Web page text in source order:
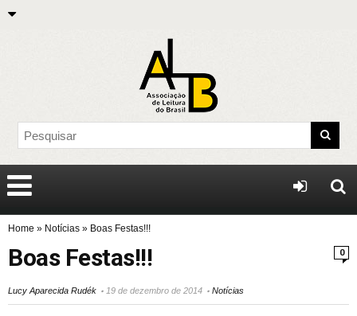
Home » Notícias » Boas Festas!!!
0
Boas Festas!!!
Lucy Aparecida Rudék 19 de dezembro de 2014 Notícias